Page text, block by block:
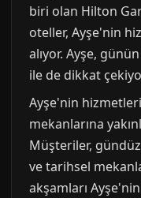
biri olan Hilton
oteller, Ayşe'nin
alıyor. Ayşe,
ile de dikkat
Ayşe'nin
mekanlarına
Müşteriler,
ve tarihsel
akşamları